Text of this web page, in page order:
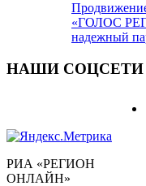
«ГОЛОС
надежный
НАШИ
РИА «РЕГИОН
ОНЛАЙН»